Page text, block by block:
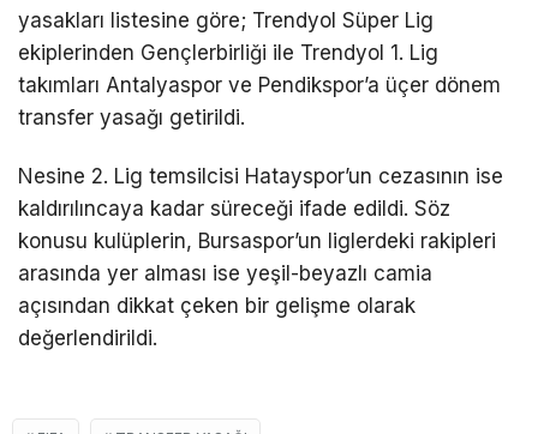
yasakları listesine göre; Trendyol Süper Lig
ekiplerinden Gençlerbirliği ile Trendyol 1. Lig
takımları Antalyaspor ve Pendikspor’a üçer dönem
transfer yasağı getirildi.
Nesine 2. Lig temsilcisi Hatayspor’un cezasının ise
kaldırılıncaya kadar süreceği ifade edildi. Söz
konusu kulüplerin, Bursaspor’un liglerdeki rakipleri
arasında yer alması ise yeşil-beyazlı camia
açısından dikkat çeken bir gelişme olarak
değerlendirildi.